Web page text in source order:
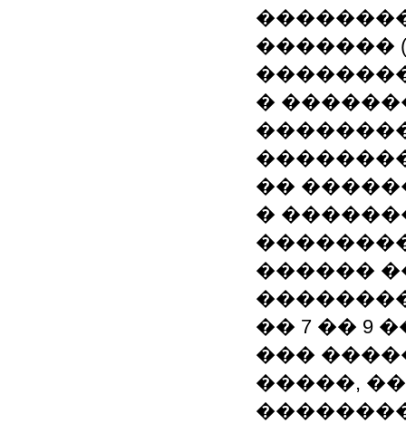
�������
�
��
�
������
�� 7 �� 9
���
�����,